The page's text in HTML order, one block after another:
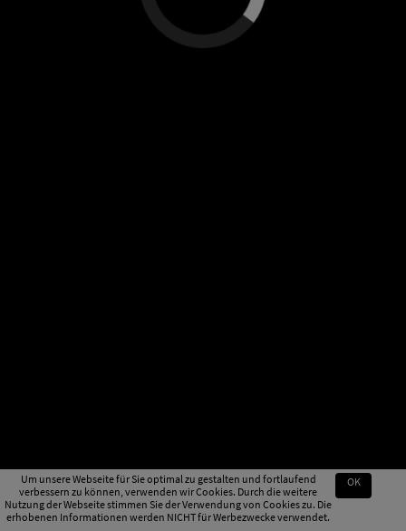
Um unsere Webseite für Sie optimal zu gestalten und fortlaufend
verbessern zu können, verwenden wir Cookies. Durch die weitere
Nutzung der Webseite stimmen Sie der Verwendung von Cookies zu. Die
erhobenen Informationen werden NICHT für Werbezwecke verwendet.
OK